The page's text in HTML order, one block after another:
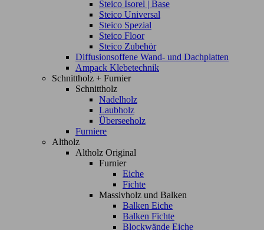
Steico Isorel | Base
Steico Universal
Steico Spezial
Steico Floor
Steico Zubehör
Diffusionsoffene Wand- und Dachplatten
Ampack Klebetechnik
Schnittholz + Furnier
Schnittholz
Nadelholz
Laubholz
Überseeholz
Furniere
Altholz
Altholz Original
Furnier
Eiche
Fichte
Massivholz und Balken
Balken Eiche
Balken Fichte
Blockwände Eiche